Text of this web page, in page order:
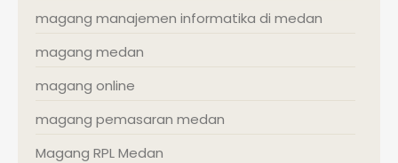
magang manajemen informatika di medan
magang medan
magang online
magang pemasaran medan
Magang RPL Medan